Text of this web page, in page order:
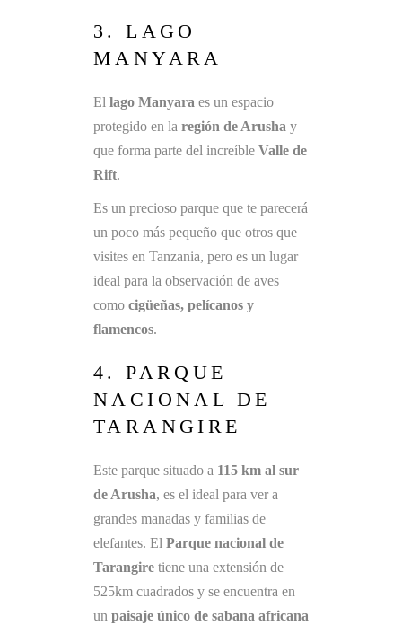
3. LAGO
MANYARA
El lago Manyara es un espacio
protegido en la región de Arusha y
que forma parte del increíble Valle de
Rift.
Es un precioso parque que te parecerá
un poco más pequeño que otros que
visites en Tanzania, pero es un lugar
ideal para la observación de aves
como cigüeñas, pelícanos y
flamencos.
4. PARQUE
NACIONAL DE
TARANGIRE
Este parque situado a 115 km al sur
de Arusha, es el ideal para ver a
grandes manadas y familias de
elefantes. El Parque nacional de
Tarangire tiene una extensión de
525km cuadrados y se encuentra en
un paisaje único de sabana africana